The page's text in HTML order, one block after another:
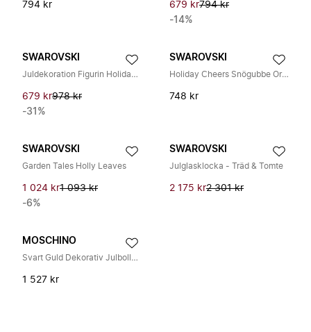
794 kr 679 kr794 kr
-14%
SWAROVSKI
Juldekoration Figurin Holiday Cheers Jultomte
679 kr978 kr
-31%
SWAROVSKI
Holiday Cheers Snögubbe Ornament
748 kr
SWAROVSKI
Garden Tales Holly Leaves
1 024 kr1 093 kr
-6%
SWAROVSKI
Julglasklocka - Träd & Tomte
2 175 kr2 301 kr
MOSCHINO
Svart Guld Dekorativ Julbollset
1 527 kr